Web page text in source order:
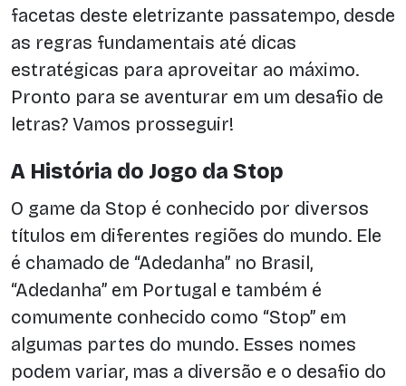
facetas deste eletrizante passatempo, desde
as regras fundamentais até dicas
estratégicas para aproveitar ao máximo.
Pronto para se aventurar em um desafio de
letras? Vamos prosseguir!
A História do Jogo da Stop
O game da Stop é conhecido por diversos
títulos em diferentes regiões do mundo. Ele
é chamado de “Adedanha” no Brasil,
“Adedanha” em Portugal e também é
comumente conhecido como “Stop” em
algumas partes do mundo. Esses nomes
podem variar, mas a diversão e o desafio do